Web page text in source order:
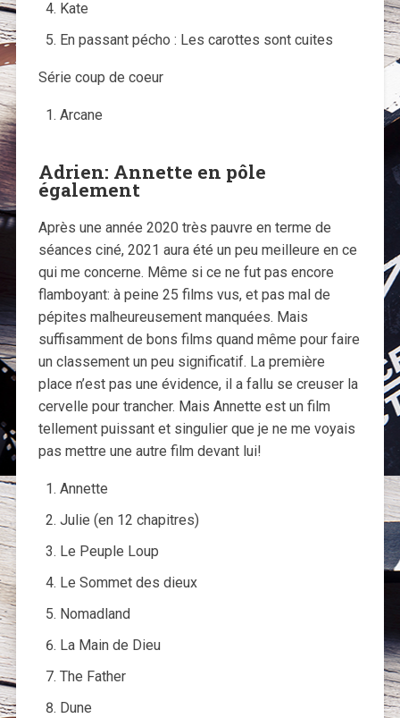
Kate
En passant pécho : Les carottes sont cuites
Série coup de coeur
Arcane
Adrien: Annette en pôle
également
Après une année 2020 très pauvre en terme de
séances ciné, 2021 aura été un peu meilleure en ce
qui me concerne. Même si ce ne fut pas encore
flamboyant: à peine 25 films vus, et pas mal de
pépites malheureusement manquées. Mais
suffisamment de bons films quand même pour faire
un classement un peu significatif. La première
place n’est pas une évidence, il a fallu se creuser la
cervelle pour trancher. Mais Annette est un film
tellement puissant et singulier que je ne me voyais
pas mettre une autre film devant lui!
Annette
Julie (en 12 chapitres)
Le Peuple Loup
Le Sommet des dieux
Nomadland
La Main de Dieu
The Father
Dune